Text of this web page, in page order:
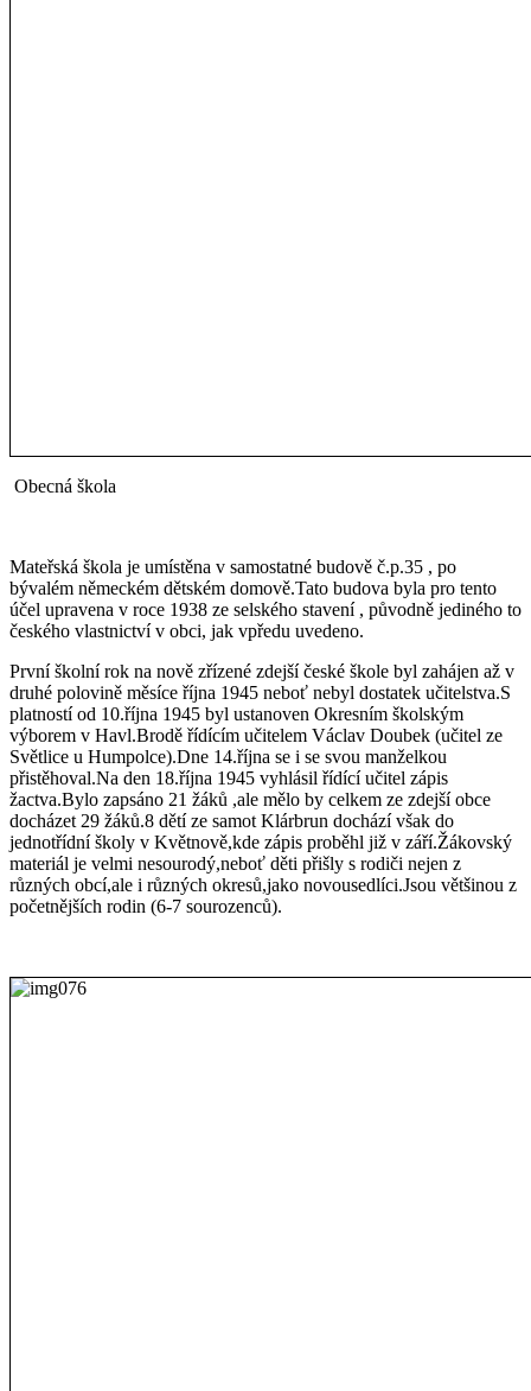
Obecná škola
Mateřská škola je umístěna v samostatné budově č.p.35 , po
bývalém německém dětském domově.Tato budova byla pro tento
účel upravena v roce 1938 ze selského stavení , původně jediného to
českého vlastnictví v obci, jak vpředu uvedeno.
První školní rok na nově zřízené zdejší české škole byl zahájen až v
druhé polovině měsíce října 1945 neboť nebyl dostatek učitelstva.S
platností od 10.října 1945 byl ustanoven Okresním školským
výborem v Havl.Brodě řídícím učitelem Václav Doubek (učitel ze
Světlice u Humpolce).Dne 14.října se i se svou manželkou
přistěhoval.Na den 18.října 1945 vyhlásil řídící učitel zápis
žactva.Bylo zapsáno 21 žáků ,ale mělo by celkem ze zdejší obce
docházet 29 žáků.8 dětí ze samot Klárbrun dochází však do
jednotřídní školy v Květnově,kde zápis proběhl již v září.Žákovský
materiál je velmi nesourodý,neboť děti přišly s rodiči nejen z
různých obcí,ale i různých okresů,jako novousedlíci.Jsou většinou z
početnějších rodin (6-7 sourozenců).